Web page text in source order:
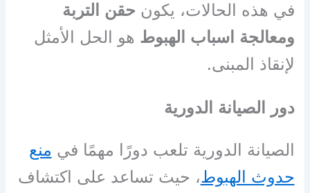
في هذه الحالات، يكون حقن التربة
ومعالجة اسباب الهبوط هو الحل الأمثل
لإنقاذ المبنى.
دور الصيانة الدورية
الصيانة الدورية تلعب دورًا مهمًا في منع
حدوث الهبوط، حيث تساعد على اكتشاف